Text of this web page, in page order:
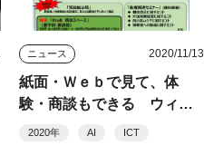
ニュース 2020/11/13
紙面・Ｗｅｂで見て、体
験・商談もできる ウィズ
コロナ時代の「3密回避」リ
2020年 AI ICT